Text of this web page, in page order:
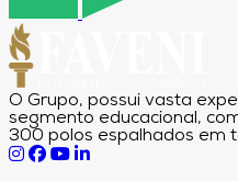
O Grupo, possui vasta
segmento educacional,
300 polos espalhados em